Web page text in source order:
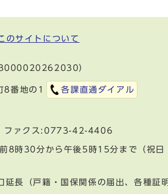
のサイトについて
3000020262030）
番地の1 各課直通ダイアル
ファクス:0773-42-4406
8時30分から午後5時15分まで（祝日
延長（戸籍・国保関係の届出、各種証